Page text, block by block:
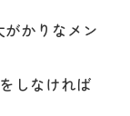
かりなメン
しなければ